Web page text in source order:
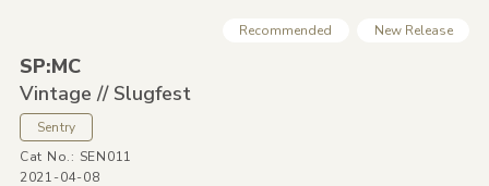
Recommended New Release
SP:MC
Vintage //Slugfest
Sentry
Cat No.: SEN011
2021-04-08